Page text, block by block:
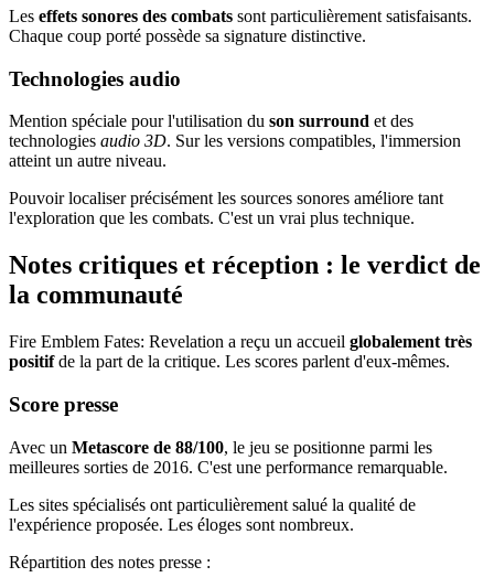
Les effets sonores des combats sont particulièrement satisfaisants.
Chaque coup porté possède sa signature distinctive.
Technologies audio
Mention spéciale pour l'utilisation du son surround et des
technologies audio 3D. Sur les versions compatibles, l'immersion
atteint un autre niveau.
Pouvoir localiser précisément les sources sonores améliore tant
l'exploration que les combats. C'est un vrai plus technique.
Notes critiques et réception : le verdict de
la communauté
Fire Emblem Fates: Revelation a reçu un accueil globalement très
positifde la part de la critique. Les scores parlent d'eux-mêmes.
Score presse
Avec un Metascore de 88/100, le jeu se positionne parmi les
meilleures sorties de 2016. C'est une performance remarquable.
Les sites spécialisés ont particulièrement salué la qualité de
l'expérience proposée. Les éloges sont nombreux.
Répartition des notes presse :